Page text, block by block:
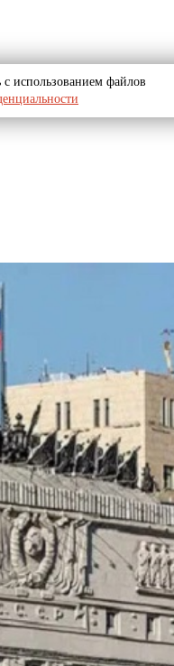
с использованием файлов